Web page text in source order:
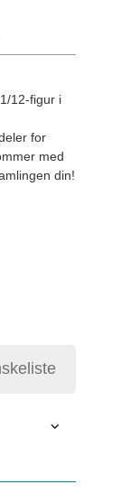
12-figur i
for
med
din!